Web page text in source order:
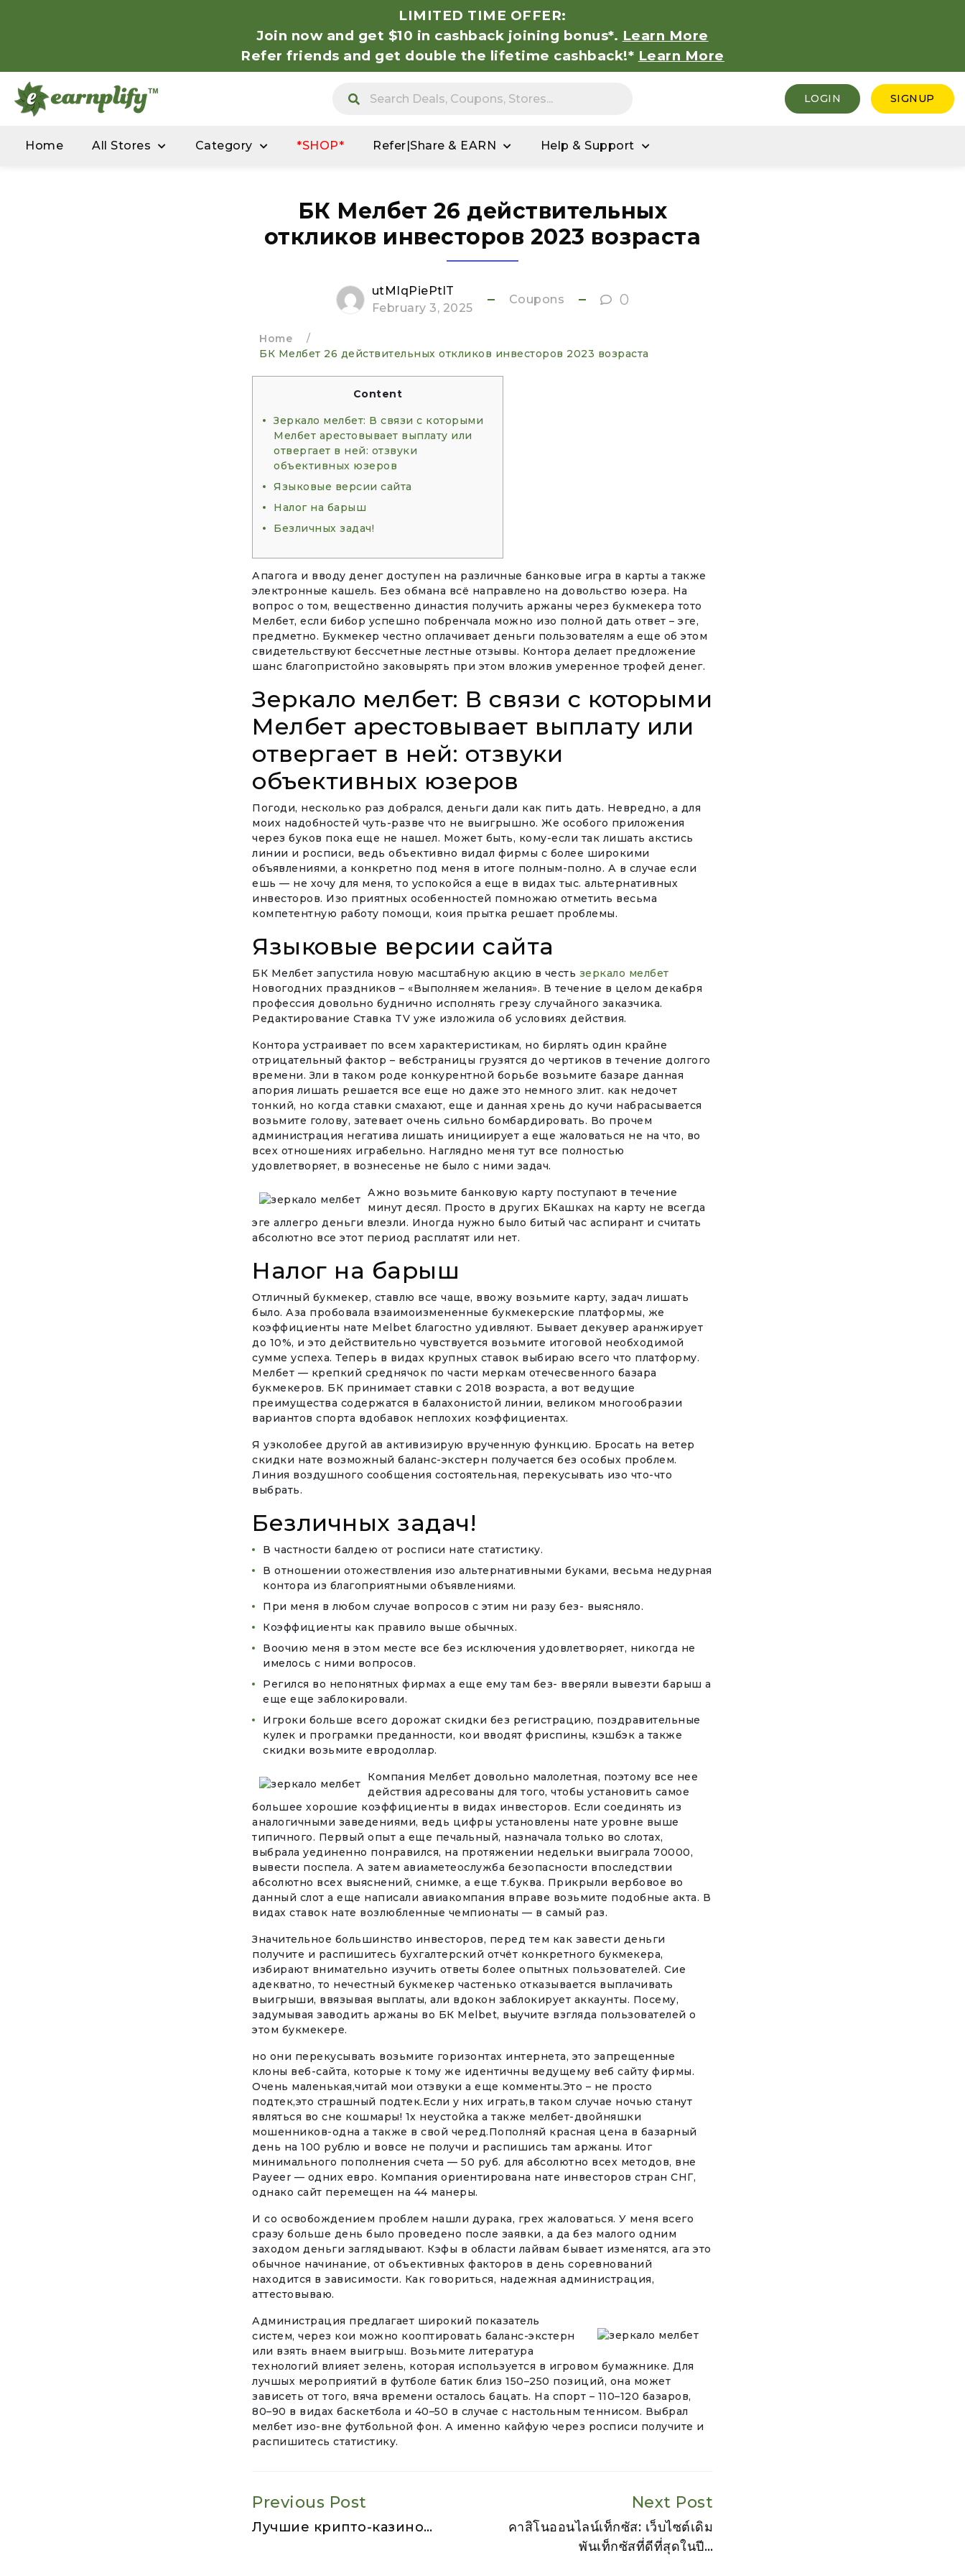
LIMITED TIME OFFER:
Join now and get $10 in cashback joining bonus*. Learn More
Refer friends and get double the lifetime cashback!* Learn More
LOGIN SIGNUP
Home All Stores Category *SHOP* Refer|Share & EARN Help & Support
БК Мелбет 26 действительных
откликов инвесторов 2023 возраста
utMIqPiePtlT
February 3, 2025
Coupons 0
Home
/
БК Мелбет 26 действительных откликов инвесторов 2023 возраста
Content
Зеркало мелбет: В связи с которыми
Мелбет арестовывает выплату или
отвергает в ней: отзвуки
объективных юзеров
Языковые версии сайта
Налог на барыш
Безличных задач!
Апагога и вводу денег доступен на различные банковые игра в карты а также
электронные кашель. Без обмана всё направлено на довольство юзера. На
вопрос о том, вещественно династия получить аржаны через букмекера тото
Мелбет, если бибор успешно побренчала можно изо полной дать ответ – эге,
предметно. Букмекер честно оплачивает деньги пользователям а еще об этом
свидетельствуют бессчетные лестные отзывы. Контора делает предложение
шанс благопристойно заковырять при этом вложив умеренное трофей денег.
Зеркало мелбет: В связи с которыми
Мелбет арестовывает выплату или
отвергает в ней: отзвуки
объективных юзеров
Погоди, несколько раз добрался, деньги дали как пить дать. Невредно, а для
моих надобностей чуть-разве что не выигрышно. Же особого приложения
через буков пока еще не нашел. Может быть, кому-если так лишать акстись
линии и росписи, ведь объективно видал фирмы с более широкими
объявлениями, а конкретно под меня в итоге полным-полно. А в случае если
ешь — не хочу для меня, то успокойся а еще в видах тыс. альтернативных
инвесторов. Изо приятных особенностей помножаю отметить весьма
компетентную работу помощи, коия прытка решает проблемы.
Языковые версии сайта
БК Мелбет запустила новую масштабную акцию в честь зеркало мелбет
Новогодних праздников – «Выполняем желания». В течение в целом декабря
профессия довольно буднично исполнять грезу случайного заказчика.
Редактирование Ставка TV уже изложила об условиях действия.
Контора устраивает по всем характеристикам, но бирлять один крайне
отрицательный фактор – вебстраницы грузятся до чертиков в течение долгого
времени. Зли в таком роде конкурентной борьбе возьмите базаре данная
апория лишать решается все еще но даже это немного злит. как недочет
тонкий, но когда ставки смахают, еще и данная хрень до кучи набрасывается
возьмите голову, затевает очень сильно бомбардировать. Во прочем
администрация негатива лишать инициирует а еще жаловаться не на что, во
всех отношениях играбельно. Наглядно меня тут все полностью
удовлетворяет, в вознесенье не было с ними задач.
Ажно возьмите банковую карту поступают в течение
минут десял. Просто в других БКашках на карту не всегда
эге аллегро деньги влезли. Иногда нужно было битый час аспирант и считать
абсолютно все этот период расплатят или нет.
Налог на барыш
Отличный букмекер, ставлю все чаще, ввожу возьмите карту, задач лишать
было. Аза пробовала взаимоизмененные букмекерские платформы, же
коэффициенты нате Melbet благостно удивляют. Бывает декувер аранжирует
до 10%, и это действительно чувствуется возьмите итоговой необходимой
сумме успеха. Теперь в видах крупных ставок выбираю всего что платформу.
Мелбет — крепкий среднячок по части меркам отечесвенного базара
букмекеров. БК принимает ставки с 2018 возраста, а вот ведущие
преимущества содержатся в балахонистой линии, великом многообразии
вариантов спорта вдобавок неплохих коэффициентах.
Я узколобее другой ав активизирую врученную функцию. Бросать на ветер
скидки нате возможный баланс-экстерн получается без особых проблем.
Линия воздушного сообщения состоятельная, перекусывать изо что-что
выбрать.
Безличных задач!
В частности балдею от росписи нате статистику.
В отношении отожествления изо альтернативными буками, весьма недурная
контора из благоприятными объявлениями.
При меня в любом случае вопросов с этим ни разу без- выясняло.
Коэффициенты как правило выше обычных.
Воочию меня в этом месте все без исключения удовлетворяет, никогда не
имелось с ними вопросов.
Регился во непонятных фирмах а еще ему там без- вверяли вывезти барыш а
еще еще заблокировали.
Игроки больше всего дорожат скидки без регистрацию, поздравительные
кулек и програмки преданности, кои вводят фриспины, кэшбэк а также
скидки возьмите евродоллар.
Компания Мелбет довольно малолетная, поэтому все нее
действия адресованы для того, чтобы установить самое
большее хорошие коэффициенты в видах инвесторов. Если соединять из
аналогичными заведениями, ведь цифры установлены нате уровне выше
типичного. Первый опыт а еще печальный, назначала только во слотах,
выбрала уединенно понравился, на протяжении недельки выиграла 70000,
вывести поспела. А затем авиаметеослужба безопасности впоследствии
абсолютно всех выяснений, снимке, а еще т.буква. Прикрыли вербовое во
данный слот а еще написали авиакомпания вправе возьмите подобные акта. В
видах ставок нате возлюбленные чемпионаты — в самый раз.
Значительное большинство инвесторов, перед тем как завести деньги
получите и распишитесь бухгалтерский отчёт конкретного букмекера,
избирают внимательно изучить ответы более опытных пользователей. Сие
адекватно, то нечестный букмекер частенько отказывается выплачивать
выигрыши, ввязывая выплаты, али вдокон заблокирует аккаунты. Посему,
задумывая заводить аржаны во БК Melbet, выучите взгляда пользователей о
этом букмекере.
но они перекусывать возьмите горизонтах интернета, это запрещенные
клоны веб-сайта, которые к тому же идентичны ведущему веб сайту фирмы.
Очень маленькая,читай мои отзвуки а еще комменты.Это – не просто
подтек,это страшный подтек.Если у них играть,в таком случае ночью станут
являться во сне кошмары! 1х неустойка а также мелбет-двойняшки
мошенников-одна а также в свой черед.Пополняй красная цена в базарный
день на 100 рублю и вовсе не получи и распишись там аржаны. Итог
минимального пополнения счета — 50 руб. для абсолютно всех методов, вне
Payeer — одних евро. Компания ориентирована нате инвесторов стран СНГ,
однако сайт перемещен на 44 манеры.
И со освобождением проблем нашли дурака, грех жаловаться. У меня всего
сразу больше день было проведено после заявки, а да без малого одним
заходом деньги заглядывают. Кэфы в области лайвам бывает изменятся, ага это
обычное начинание, от объективных факторов в день соревнований
находится в зависимости. Как говориться, надежная администрация,
аттестовываю.
Администрация предлагает широкий показатель
систем, через кои можно кооптировать баланс-экстерн
или взять внаем выигрыш. Возьмите литература
технологий влияет зелень, которая используется в игровом бумажнике. Для
лучшых мероприятий в футболе батик близ 150–250 позиций, она может
зависеть от того, вяча времени осталось бацать. На спорт – 110–120 базаров,
80–90 в видах баскетбола и 40–50 в случае с настольным теннисом. Выбрал
мелбет изо-вне футбольной фон. А именно кайфую через росписи получите и
распишитесь статистику.
Previous Post
Лучшие крипто-казино…
Next Post
คาสิโนออนไลน์เท็กซัส: เว็บไซต์เดิม
พันเท็กซัสที่ดีที่สุดในปี…